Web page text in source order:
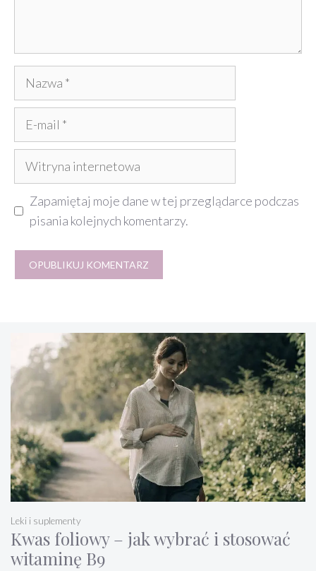
Nazwa
Witryna
internetowa
Zapamiętaj moje dane w tej przeglądarce podczas
pisania kolejnych komentarzy.
Kwas foliowy – jak wybrać i stosować
witaminę B9
Leki i suplementy